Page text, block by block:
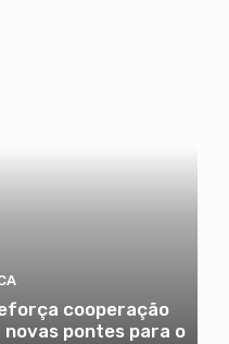
cooperação
pontes para o